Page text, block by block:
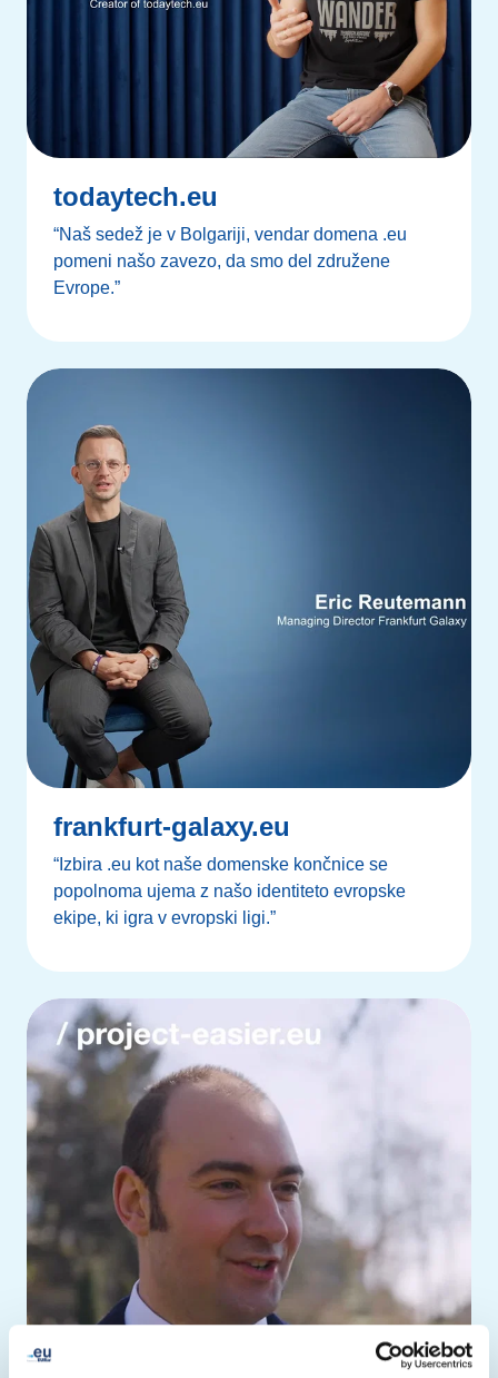
todaytech.eu
“Naš sedež je v Bolgariji, vendar domena .eu
pomeni našo zavezo, da smo del združene
Evrope.”
frankfurt-galaxy.eu
“Izbira .eu kot naše domenske končnice se
popolnoma ujema z našo identiteto evropske
ekipe, ki igra v evropski ligi.”